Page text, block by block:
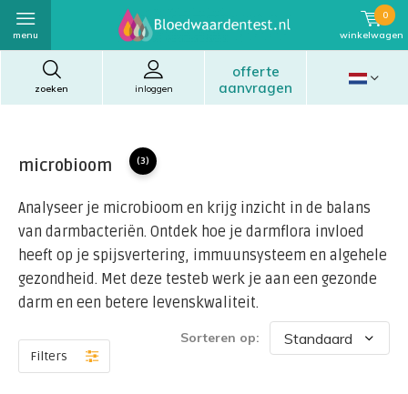
zoeken
offerte
aanvragen
inloggen
menu winkelwagen
0
microbioom (3)
Analyseer je microbioom en krijg inzicht in de balans
van darmbacteriën. Ontdek hoe je darmflora invloed
heeft op je spijsvertering, immuunsysteem en algehele
gezondheid. Met deze testeb werk je aan een gezonde
darm en een betere levenskwaliteit.
Filters
Sorteren op: